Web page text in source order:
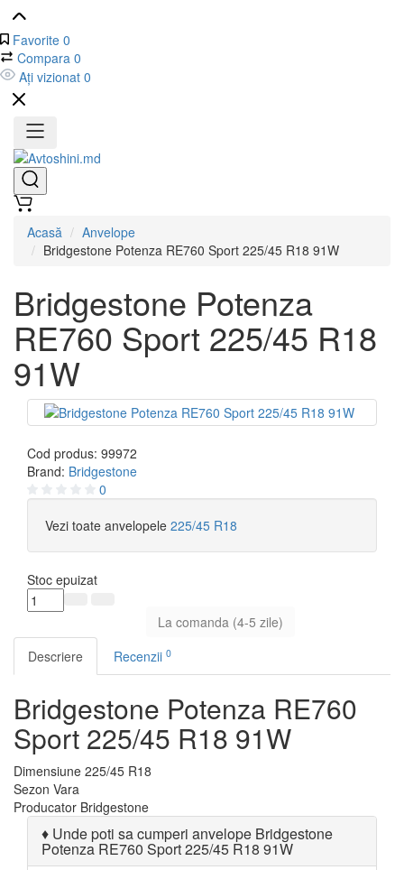
Favorite 0
Compara 0
Ați vizionat 0
Acasă
Anvelope
Bridgestone Potenza RE760 Sport 225/45 R18 91W
Bridgestone Potenza
RE760 Sport 225/45 R18
91W
Cod produs: 99972
Brand: Bridgestone
0
Vezi toate anvelopele 225/45 R18
Stoc epuizat
La comanda (4-5 zile)
Descriere
Recenzii 0
Bridgestone Potenza RE760
Sport 225/45 R18 91W
Dimensiune 225/45 R18
Sezon Vara
Producator Bridgestone
♦ Unde poti sa cumperi anvelope Bridgestone
Potenza RE760 Sport 225/45 R18 91W